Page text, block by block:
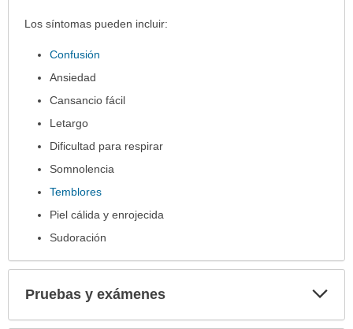
Síntomas
extendido.
Los síntomas pueden incluir:
Confusión
Ansiedad
Cansancio fácil
Letargo
Dificultad para respirar
Somnolencia
Temblores
Piel cálida y enrojecida
Sudoración
Pruebas y exámenes